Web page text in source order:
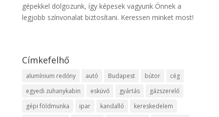
gépekkel dolgozunk, így képesek vagyunk Önnek a
legjobb színvonalat biztosítani. Keressen minket most!
Címkefelhő
alumínium redőny autó Budapest bútor
cég
egyedi zuhanykabin
esküvő gyártás
gázszerelő
gépi földmunka
ipar kandalló
kereskedelem